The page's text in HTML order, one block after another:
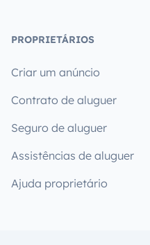
PROPRIETÁRIOS
Criar um anúncio
Contrato de aluguer
Seguro de aluguer
Assistências de aluguer
Ajuda proprietário